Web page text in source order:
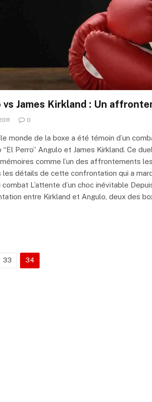
James Kirkland : Un
0
monde de la boxe a été témoin d’un
Perro” Angulo et James Kirkland. Ce
comme l’un des affrontements
les détails de cette confrontation qui a
L’attente d’un choc inévitable
entre Kirkland et Angulo, deux des
33 34